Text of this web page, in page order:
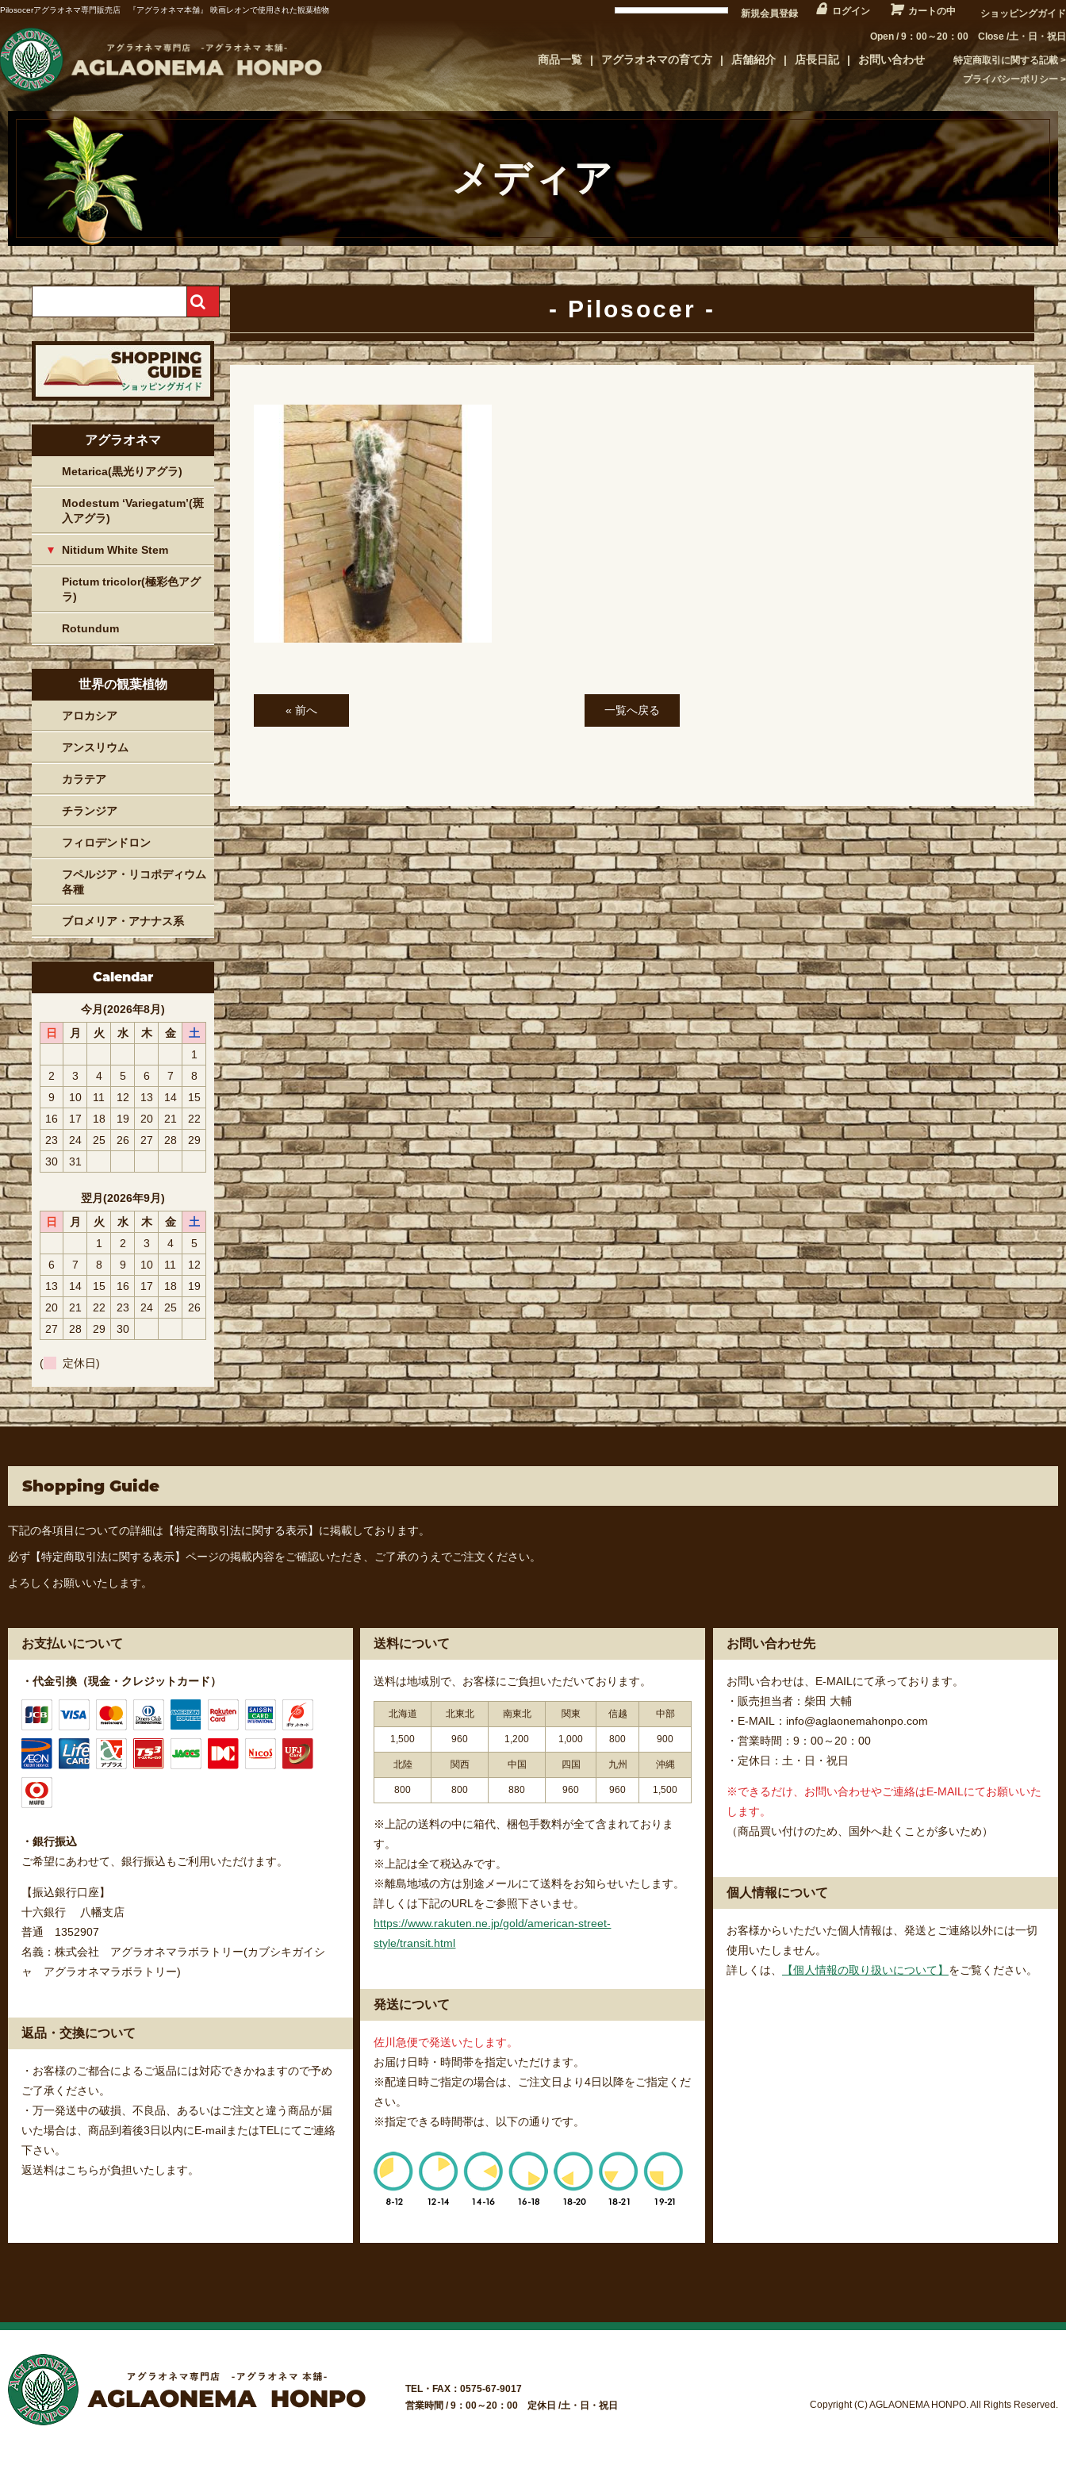
Pilosocerアグラオネマ専門販売店 『アグラオネマ本舗』 映画レオンで使用された観葉植物 新規会員登録 ログイン カートの中 ショッピングガイド
Open / 9：00～20：00 Close /土・日・祝日
商品一覧 アグラオネマの育て方 店舗紹介 店長日記 お問い合わせ
特定商取引に関する記載
プライバシーポリシー
メディア
Pilosocer
« 前へ 一覧へ戻る
アグラオネマ
Metarica(黒光りアグラ)
Modestum ‘Variegatum’(斑
入アグラ)
Nitidum White Stem
Pictum tricolor(極彩色アグ
ラ)
Rotundum
世界の観葉植物
アロカシア
アンスリウム
カラテア
チランジア
フィロデンドロン
フペルジア・リコポディウム
各種
ブロメリア・アナナス系
Calendar
今月(2026年8月)
日
月 火 水 木 金
土
1
2
3 4 5 6 7
8
9
10 11 12 13 14
15
16
17 18 19 20 21
22
23
24 25 26 27 28
29
30
31
翌月(2026年9月)
日
月 火 水 木 金
土
1
2 3 4
5
6
7 8 9 10 11
12
13
14 15 16 17 18
19
20
21 22 23 24 25
26
27
28 29 30
( 定休日)
Shopping Guide
下記の各項目についての詳細は 【特定商取引法に関する表示】 に掲載しております。
必ず 【特定商取引法に関する表示】 ページの掲載内容をご確認いただき、ご了承のうえでご注文ください。
よろしくお願いいたします。
お支払いについて
・代金引換（現金・クレジットカード）
・銀行振込
ご希望にあわせて、銀行振込もご利用いただけます。
【振込銀行口座】
十六銀行 八幡支店
普通 1352907
名義：株式会社 アグラオネマラボラトリー(カブシキガイシ
ャ アグラオネマラボラトリー)
返品・交換について
・お客様のご都合によるご返品には対応できかねますので予め
ご了承ください。
・万一発送中の破損、不良品、あるいはご注文と違う商品が届
いた場合は、商品到着後3日以内にE-mailまたはTELにてご連絡
下さい。
返送料はこちらが負担いたします。
送料について
送料は地域別で、お客様にご負担いただいております。
北海道 北東北 南東北 関東 信越 中部
1,500 960 1,200 1,000 800 900
北陸 関西 中国 四国 九州 沖縄
800 800 880 960 960 1,500
※上記の送料の中に箱代、梱包手数料が全て含まれておりま
す。
※上記は全て税込みです。
※離島地域の方は別途メールにて送料をお知らせいたします。
詳しくは下記のURLをご参照下さいませ。
https://www.rakuten.ne.jp/gold/american-street-
style/transit.html
発送について
佐川急便で発送いたします。
お届け日時・時間帯を指定いただけます。
※配達日時ご指定の場合は、ご注文日より4日以降をご指定くだ
さい。
※指定できる時間帯は、以下の通りです。
お問い合わせ先
お問い合わせは、E-MAILにて承っております。
・販売担当者：柴田 大輔
・E-MAIL：info@aglaonemahonpo.com
・営業時間：9：00～20：00
・定休日：土・日・祝日
※できるだけ、お問い合わせやご連絡はE-MAILにてお願いいた
します。
（商品買い付けのため、国外へ赴くことが多いため）
個人情報について
お客様からいただいた個人情報は、発送とご連絡以外には一切
使用いたしません。
詳しくは、
【個人情報の取り扱いについて】 をご覧ください。
TEL・FAX：0575-67-9017
営業時間 / 9：00～20：00 定休日 /土・日・祝日
Copyright (C) AGLAONEMA HONPO. All Rights Reserved.